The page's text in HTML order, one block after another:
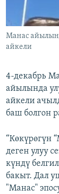
ЭЕ/АРнун
Манас
айкели
4-декабрь
айылында
айкели
баш болгон
“Көкүрөгүн
деген улуу
күндү
бакыт. Дал
"Манас"